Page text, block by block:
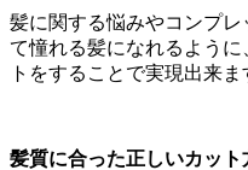
髪に関する悩みやコンプ
て憧れる髪になれるよう
トをすることで実現出来ま
髪質に合った正しいカッ